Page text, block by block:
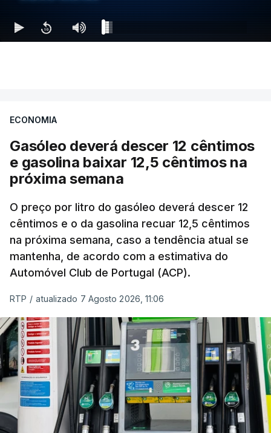
ECONOMIA
Gasóleo deverá descer 12 cêntimos
e gasolina baixar 12,5 cêntimos na
próxima semana
O preço por litro do gasóleo deverá descer 12
cêntimos e o da gasolina recuar 12,5 cêntimos
na próxima semana, caso a tendência atual se
mantenha, de acordo com a estimativa do
Automóvel Club de Portugal (ACP).
RTP / atualizado 7 Agosto 2026, 11:06